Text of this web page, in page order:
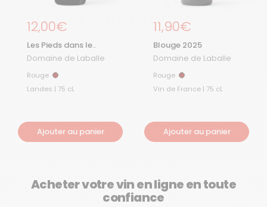
Prix régulier
12,00€
Les Pieds dans le
Sable Rouge 2025
Domaine de Laballe
Rouge Rouge
Landes | 75 cL
Ajouter au panier
Prix régulier
11,90€
Blouge 2025
Domaine de Laballe
Rouge Rouge
Vin de France | 75 cL
Ajouter au panier
Acheter votre vin en ligne en toute
confiance